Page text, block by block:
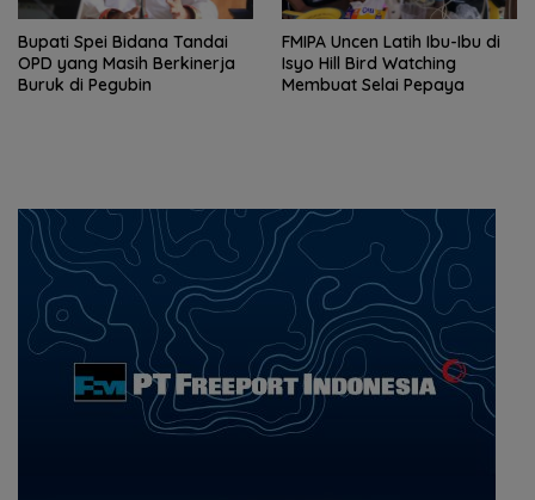
Bupati Spei Bidana Tandai
OPD yang Masih Berkinerja
Buruk di Pegubin
FMIPA Uncen Latih Ibu-Ibu di
Isyo Hill Bird Watching
Membuat Selai Pepaya